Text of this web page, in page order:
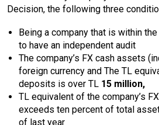
Decision, the following three
Being a company that is within
to have an independent audit
The company’s FX cash assets
foreign currency and The TL
deposits is over TL 15 million,
TL equivalent of the company’s
exceeds ten percent of total
of last year